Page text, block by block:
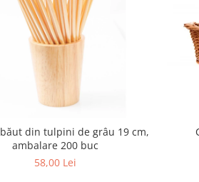
din tulpini de grâu 19 cm,
ambalare 200 buc
58,00 Lei